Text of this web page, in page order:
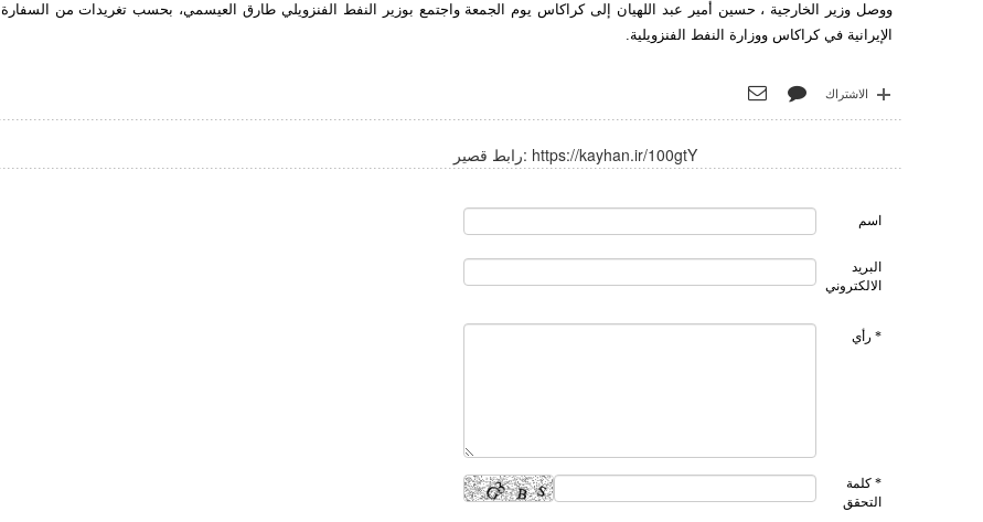
ووصل وزير الخارجية ، حسين أمير عبد اللهيان إلى كراكاس يوم الجمعة واجتمع بوزير النفط الفنزويلي طارق العيسمي، بحسب تغريدات من السفارة
الإيرانية في كراكاس ووزارة النفط الفنزويلية.
الاشتراك
رابط قصير: https://kayhan.ir/100gtY
اسم
البريد
الالكتروني
* رأي
* كلمة
التحقق